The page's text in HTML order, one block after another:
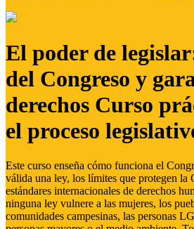
El poder de
del Congreso y
derechos Curso
el proceso
Este curso enseña cómo funciona el
válida una ley, los límites que protegen la
estándares internacionales de derechos
ninguna ley vulnere a las mujeres, los
comunidades campesinas, las personas